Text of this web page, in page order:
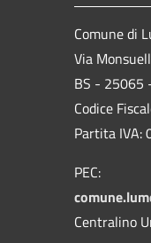
Comune di
Via
BS - 25065
Codice
Partita IVA:
PEC:
Centralino